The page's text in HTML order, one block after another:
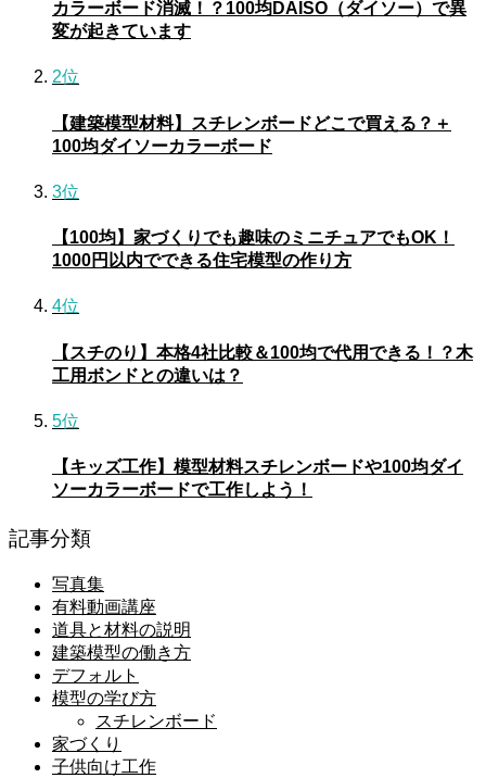
カラーボード消滅！？100均DAISO（ダイソー）で異
変が起きています
2位
【建築模型材料】スチレンボードどこで買える？＋
100均ダイソーカラーボード
3位
【100均】家づくりでも趣味のミニチュアでもOK！
1000円以内でできる住宅模型の作り方
4位
【スチのり】本格4社比較＆100均で代用できる！？木
工用ボンドとの違いは？
5位
【キッズ工作】模型材料スチレンボードや100均ダイ
ソーカラーボードで工作しよう！
記事分類
写真集
有料動画講座
道具と材料の説明
建築模型の働き方
デフォルト
模型の学び方
スチレンボード
家づくり
子供向け工作